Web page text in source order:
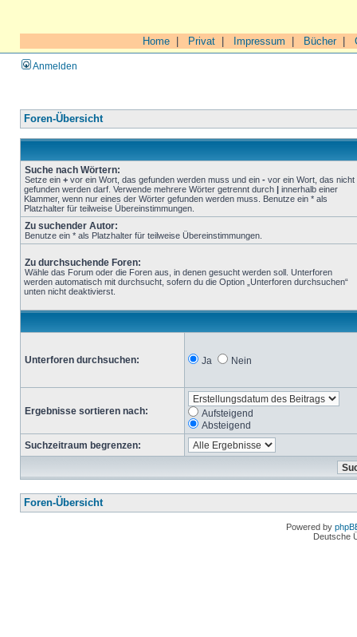
Home Privat Impressum Bücher|
Anmelden
Foren-Übersicht
Suche nach Wörtern:
Setze ein + vor ein Wort, das gefunden werden muss und ein - vor ein Wort, das nicht
gefunden werden darf. Verwende mehrere Wörter getrennt durch | innerhalb einer
Klammer, wenn nur eines der Wörter gefunden werden muss. Benutze ein * als
Platzhalter für teilweise Übereinstimmungen.
Zu suchender Autor:
Benutze ein * als Platzhalter für teilweise Übereinstimmungen.
Zu durchsuchende Foren:
Wähle das Forum oder die Foren aus, in denen gesucht werden soll. Unterforen
werden automatisch mit durchsucht, sofern du die Option „Unterforen durchsuchen“
unten nicht deaktivierst.
Unterforen durchsuchen: Ja Nein
Ergebnisse sortieren nach:
Aufsteigend
Absteigend
Suchzeitraum begrenzen:
Foren-Übersicht
Powered by
Deutsche